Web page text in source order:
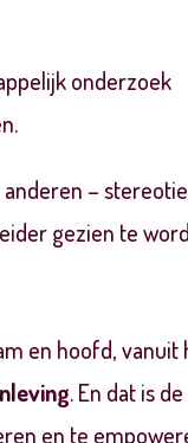
onderzoek
–
gezien te
en hoofd, vanuit
. En dat is de
en te